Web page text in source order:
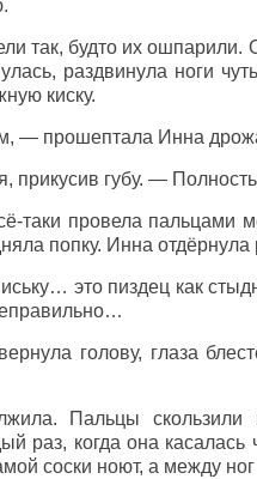
так, будто их
раздвинула ноги
киску.
— прошептала Инна
губу. —
таки провела пальцами
попку. Инна отдёрнула
это пиздец как
голову, глаза
Пальцы
раз, когда она касалась
соски ноют, а между